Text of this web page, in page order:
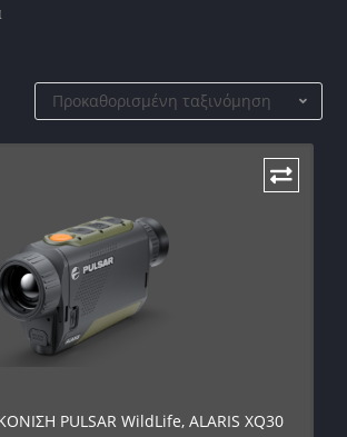
Προκαθορισμένη ταξινόμηση
PULSAR WildLife, ALARIS XQ30